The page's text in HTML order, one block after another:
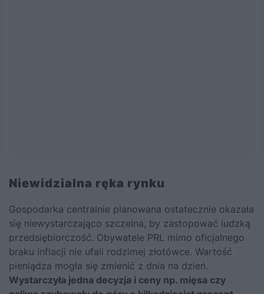
Niewidzialna ręka rynku
Gospodarka centralnie planowana ostatecznie okazała
się niewystarczająco szczelna, by zastopować ludzką
przedsiębiorczość. Obywatele PRL mimo oficjalnego
braku inflacji nie ufali rodzimej złotówce. Wartość
pieniądza mogła się zmienić z dnia na dzień.
Wystarczyła jedna decyzja i ceny np. mięsa czy